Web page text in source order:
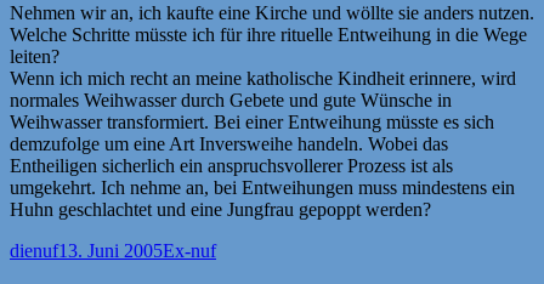
Nehmen wir an, ich kaufte eine Kirche und wöllte sie anders nutzen.
Welche Schritte müsste ich für ihre rituelle Entweihung in die Wege
leiten?
Wenn ich mich recht an meine katholische Kindheit erinnere, wird
normales Weihwasser durch Gebete und gute Wünsche in
Weihwasser transformiert. Bei einer Entweihung müsste es sich
demzufolge um eine Art Inversweihe handeln. Wobei das
Entheiligen sicherlich ein anspruchsvollerer Prozess ist als
umgekehrt. Ich nehme an, bei Entweihungen muss mindestens ein
Huhn geschlachtet und eine Jungfrau gepoppt werden?
Autor
dienufVeröffentlicht
13. Juni 2005Kategorien
Ex-nuf